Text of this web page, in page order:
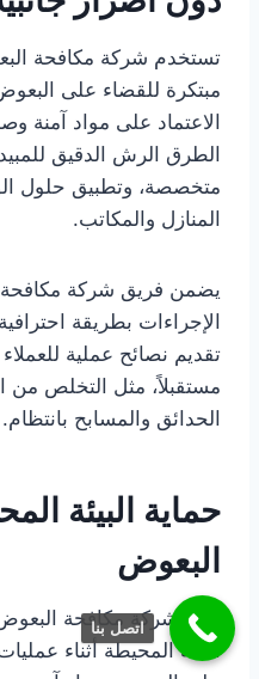
تستخدم شركة مكافحة
مبتكرة للقضاء على
الاعتماد على مواد آمنة
الطرق الرش الدقيق
متخصصة، وتطبيق حلول
المنازل والمكاتب.
يضمن فريق شركة
الإجراءات بطريقة
تقديم نصائح عملية
مستقبلاً، مثل التخلص من
الحدائق والمسابح بانتظام.
حماية البيئة
البعوض
تركز شركة مكافحة
البيئة المحيطة أثناء
اتصل بنا